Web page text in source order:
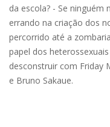
da escola? - Se
errando na criação dos
percorrido até a
papel dos
desconstruir com Friday
e Bruno Sakaue.